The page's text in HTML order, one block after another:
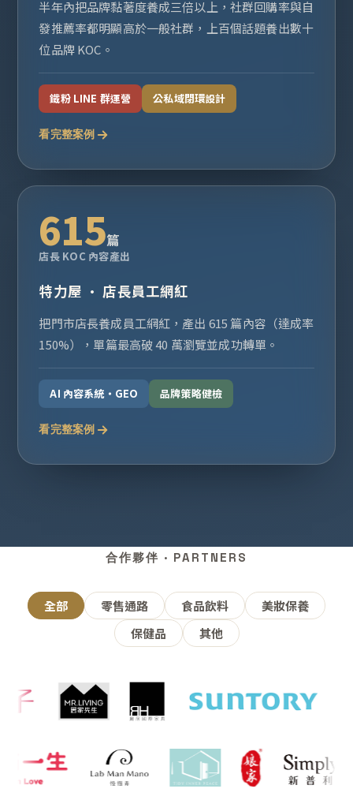
半年內把品牌黏著度養成三倍以上，社群回購率與自
發推薦率都明顯高於一般社群，上百個話題養出數十
位品牌 KOC。
鐵粉 LINE 群運營 公私域閉環設計
看完整案例
615篇
店長 KOC 內容產出
特力屋 · 店長員工網紅
把門市店長養成員工網紅，產出 615 篇內容（達成率
150%），單篇最高破 40 萬瀏覽並成功轉單。
AI 內容系統・GEO 品牌策略健檢
看完整案例
合作夥伴 · PARTNERS
全部 零售通路 食品飲料
美妝保養
保健品
其他